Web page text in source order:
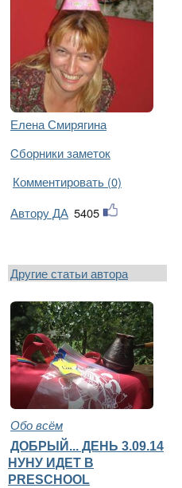
Елена Смирягина
Cборники заметок
Комментировать (0)
Автору ДА 5405
Другие статьи автора
Обо всём
ДОБРЫЙ... ДЕНЬ 3.09.14
НУНУ ИДЕТ В
PRESCHOOL